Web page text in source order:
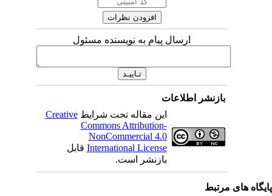
ارسال پیام به نویسنده مسئول
بازنشر اطلاعات
این مقاله تحت شرایطCreative
Commons Attribution-
NonCommercial 4.0
International Licenseقابل
بازنشر است.
های مرتبط